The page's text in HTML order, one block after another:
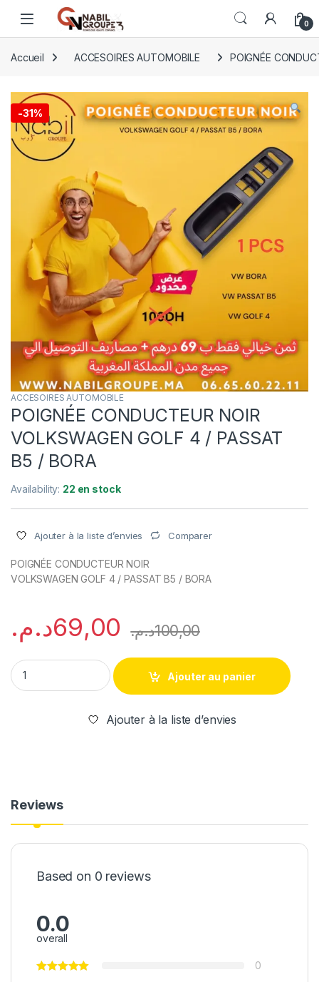
Open 0
Accueil ACCESOIRES AUTOMOBILE POIGNÉE
-31%
ACCESOIRES AUTOMOBILE
POIGNÉE CONDUCTEUR NOIR
VOLKSWAGEN GOLF 4 / PASSAT
B5 / BORA
Availability: 22 en stock
Ajouter à la liste d’envies Comparer
POIGNÉE CONDUCTEUR NOIR
VOLKSWAGEN GOLF 4 / PASSAT B5 / BORA
69,00د.م. 100,00د.م.
POIGNÉE CONDUCTEUR NOIR VOLKSWAGEN GOLF 4 /
Ajouter au panier
Ajouter à la liste d’envies
Reviews
Based on 0 reviews
0.0
overall
0